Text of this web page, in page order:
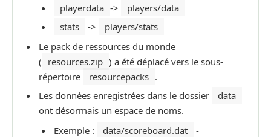
playerdata ->
players/data
stats
->
players/stats
Le pack de ressources du monde
( resources.zip ) a été déplacé vers le sous-
répertoire
resourcepacks .
Les données enregistrées dans le dossier
data
ont désormais un espace de noms.
Exemple :
data/scoreboard.dat
-